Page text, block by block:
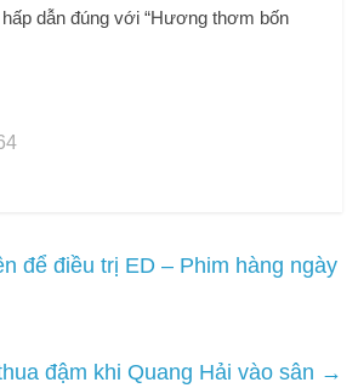
dẫn đúng với “Hương thơm bốn
để điều trị ED – Phim hàng ngày
đậm khi Quang Hải vào sân →